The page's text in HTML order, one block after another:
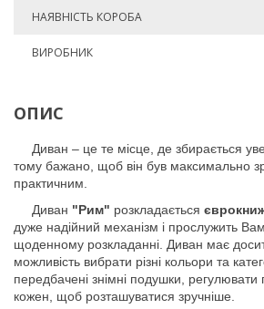
НАЯВНІСТЬ КОРОБА
ВИРОБНИК
ОПИС
Диван – це те місце, де збирається
тому бажано, щоб він був максимально
практичним.
Диван "Рим" розкладається
дуже надійний механізм і прослужить
щоденному розкладанні. Диван має
можливість вибрати різні кольори та
передбачені знімні подушки,
кожен, щоб розташуватися зручніше.